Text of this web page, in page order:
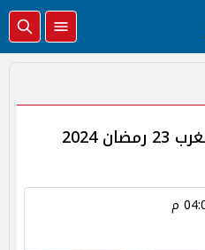
موعد الإفطار و أذان المغرب 23 رمضان 2024